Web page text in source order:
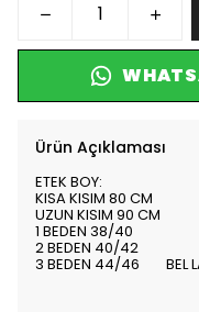
Ürün Açıklaması
ETEK BOY:
KISA KISIM 80 CM
UZUN KISIM 90 CM
1 BEDEN 38/40
2 BEDEN 40/42
3 BEDEN 44/46 BEL